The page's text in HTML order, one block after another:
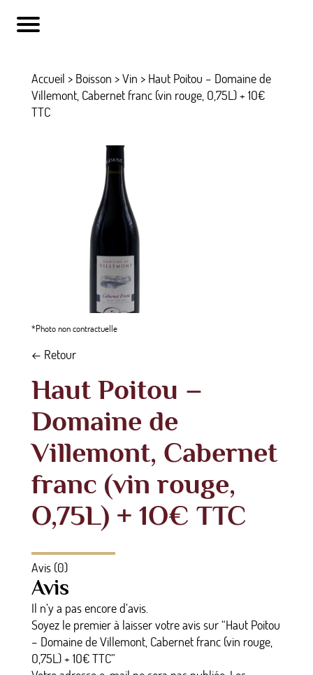
Accueil > Boisson >Vin > Haut Poitou – Domaine de
Villemont, Cabernet franc (vin rouge, O,75L) + 1O€
TTC
*Photo non contractuelle
← Retour
Haut Poitou –
Domaine de
Villemont, Cabernet
franc (vin rouge,
O,75L) + 1O€ TTC
Avis (0)
Avis
Il n’y a pas encore d’avis.
Soyez le premier à laisser votre avis sur “Haut Poitou
– Domaine de Villemont, Cabernet franc (vin rouge,
O,75L) + 1O€ TTC”